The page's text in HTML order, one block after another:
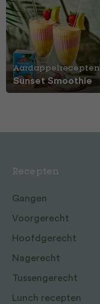
Aardappelrecepten
Sunset Smoothie
Recepten
Gangen
Voorgerecht
Hoofdgerecht
Nagerecht
Tussengerecht
Lunch recepten